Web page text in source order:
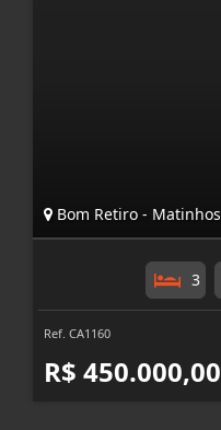
Bom Retiro - Matinhos
3
Ref. CA1160
R$ 450.000,00